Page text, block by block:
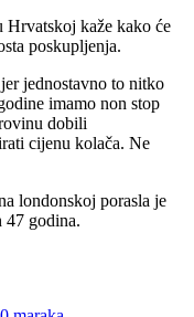
Hrvatskoj kaže kako će
poskupljenja.
jednostavno to nitko
imamo non stop
dobili
cijenu kolača. Ne
londonskoj porasla je
47 godina.